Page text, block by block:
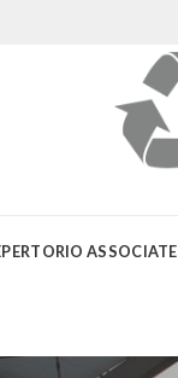
ASSOCIATE